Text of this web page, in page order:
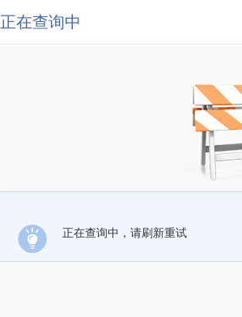
正在查询中
正在查询中，请刷新重试